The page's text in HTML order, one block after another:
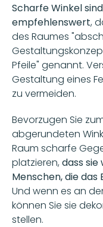
Scharfe Winkel
empfehlenswert,
des Raumes
Pfeile" genannt.
Gestaltung eines
zu vermeiden.
Bevorzugen Sie
abgerundeten
Raum scharfe
platzieren, dass
Menschen, die das
Und wenn es an
können Sie sie
stellen.